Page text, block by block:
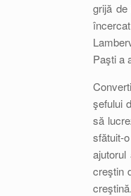
grijă de
Paşti a
şefului
să
sfătuit-
creştin